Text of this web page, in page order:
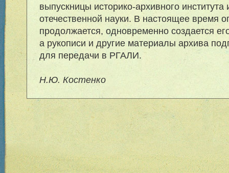
выпускницы историко-архивного института
отечественной науки. В настоящее время
продолжается, одновременно создается
а рукописи и другие материалы архива
для передачи в РГАЛИ.
Н.Ю. Костенко